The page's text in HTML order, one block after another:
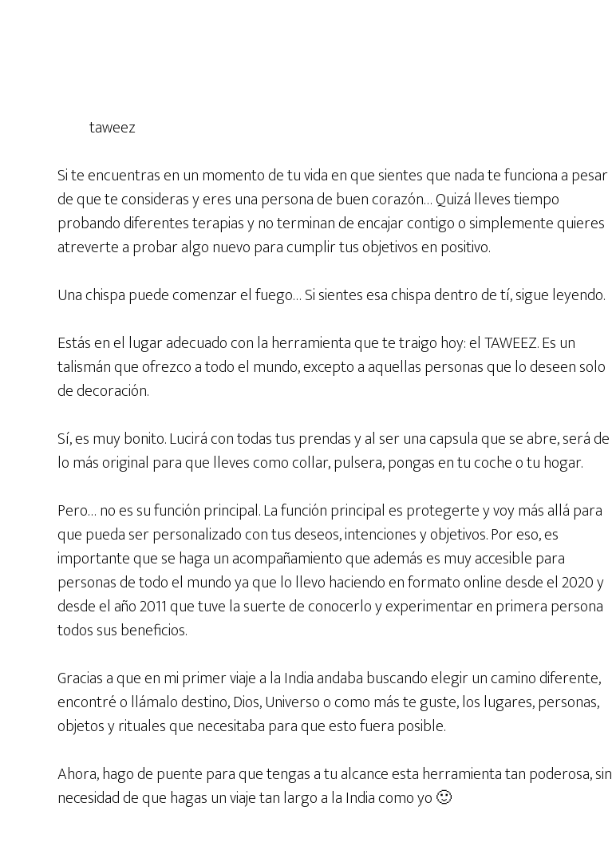
taweez
Si te encuentras en un momento de tu vida en que sientes que nada te funciona a pesar
de que te consideras y eres una persona de buen corazón… Quizá lleves tiempo
probando diferentes terapias y no terminan de encajar contigo o simplemente quieres
atreverte a probar algo nuevo para cumplir tus objetivos en positivo.
Una chispa puede comenzar el fuego… Si sientes esa chispa dentro de tí, sigue leyendo.
Estás en el lugar adecuado con la herramienta que te traigo hoy: el TAWEEZ. Es un
talismán que ofrezco a todo el mundo, excepto a aquellas personas que lo deseen solo
de decoración.
Sí, es muy bonito. Lucirá con todas tus prendas y al ser una capsula que se abre, será de
lo más original para que lleves como collar, pulsera, pongas en tu coche o tu hogar.
Pero… no es su función principal. La función principal es protegerte y voy más allá para
que pueda ser personalizado con tus deseos, intenciones y objetivos. Por eso, es
importante que se haga un acompañamiento que además es muy accesible para
personas de todo el mundo ya que lo llevo haciendo en formato online desde el 2020 y
desde el año 2011 que tuve la suerte de conocerlo y experimentar en primera persona
todos sus beneficios.
Gracias a que en mi primer viaje a la India andaba buscando elegir un camino diferente,
encontré o llámalo destino, Dios, Universo o como más te guste, los lugares, personas,
objetos y rituales que necesitaba para que esto fuera posible.
Ahora, hago de puente para que tengas a tu alcance esta herramienta tan poderosa, sin
necesidad de que hagas un viaje tan largo a la India como yo 🙂